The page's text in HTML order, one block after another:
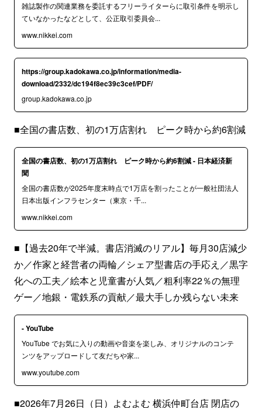
雑誌製作の関連業務を委託するフリーライターらに取引条件を明示し
ていなかったなどとして、公正取引委員会...
www.nikkei.com
https://group.kadokawa.co.jp/information/media-
download/2332/dc194f8ec39c3cef/PDF/
group.kadokawa.co.jp
■全国の書店数、初の1万店割れ ピーク時から約6割減
全国の書店数、初の1万店割れ ピーク時から約6割減 - 日本経済新
聞
全国の書店数が2025年度末時点で1万店を割ったことが一般社団法人
日本出版インフラセンター（東京・千...
www.nikkei.com
■【過去20年で半減。書店消滅のリアル】毎月30店減少
か／作家と経営者の両輪／シェア型書店の手応え／黒字
化への工夫／絵本と児童書が人気／粗利率22％の無理
ゲー／地銀・電鉄系の貢献／最大手しか残らない未来
- YouTube
YouTube でお気に入りの動画や音楽を楽しみ、オリジナルのコンテ
ンツをアップロードして友だちや家...
www.youtube.com
■2026年7月26日（日）よむよむ 横浜仲町台店 閉店の